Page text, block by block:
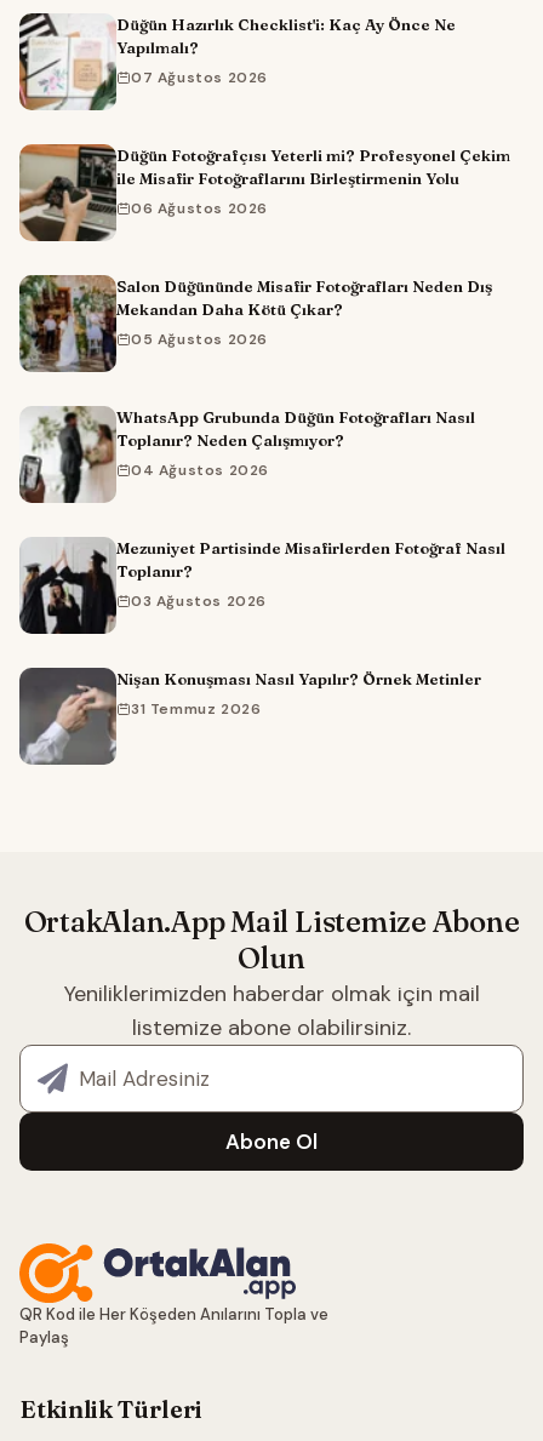
Düğün Hazırlık Checklist'i: Kaç Ay Önce Ne
Yapılmalı?
07 Ağustos 2026
Düğün Fotoğrafçısı Yeterli mi? Profesyonel Çekim
ile Misafir Fotoğraflarını Birleştirmenin Yolu
06 Ağustos 2026
Salon Düğününde Misafir Fotoğrafları Neden Dış
Mekandan Daha Kötü Çıkar?
05 Ağustos 2026
WhatsApp Grubunda Düğün Fotoğrafları Nasıl
Toplanır? Neden Çalışmıyor?
04 Ağustos 2026
Mezuniyet Partisinde Misafirlerden Fotoğraf Nasıl
Toplanır?
03 Ağustos 2026
Nişan Konuşması Nasıl Yapılır? Örnek Metinler
31 Temmuz 2026
OrtakAlan.App Mail Listemize Abone
Olun
Yeniliklerimizden haberdar olmak için mail
listemize abone olabilirsiniz.
E-posta adresiniz
Abone Ol
QR Kod ile Her Köşeden Anılarını Topla ve
Paylaş
Etkinlik Türleri